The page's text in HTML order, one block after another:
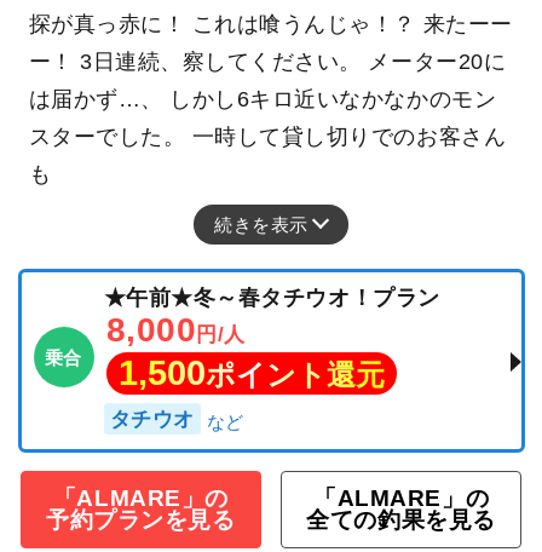
探が真っ赤に！ これは喰うんじゃ！？ 来たーー
ー！ 3日連続、察してください。 メーター20に
は届かず…、 しかし6キロ近いなかなかのモン
スターでした。 一時して貸し切りでのお客さん
も
続きを表示
乗合
★午前★冬～春タチウオ！プラン
8,000 円/人
1,500ポイント還元
タチウオ
「ALMARE」の
予約プランを見る
「ALMARE」の
全ての釣果を見る